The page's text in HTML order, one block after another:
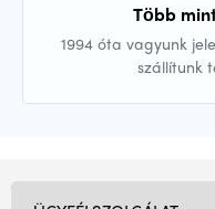
Több
1994 óta vagyunk
szállítunk